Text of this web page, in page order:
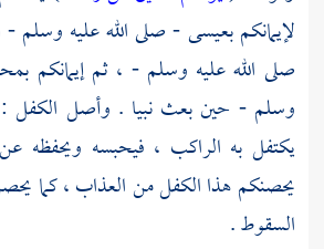
لإيمانكمبعيسى- صلى الله عليه وسلم -
صلى الله عليه وسلم - ، ثم إيمانكم
وسلم - حين بعث نبيا . وأصل الكفل
يكتفل به الراكب ، فيحبسه ويحفظه
يحصنكم هذا الكفل من العذاب ، كما
السقوط .